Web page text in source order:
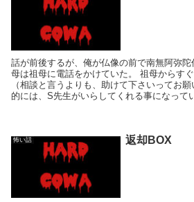
話が前後するが、俺が仏像の前で南無阿弥陀
母は祖母に電話をかけていた。 祖母からす
（相談と言うよりも、助けて下さいってお
的には、S先生がいらしてくれる事になって
怖い話 返却BOX